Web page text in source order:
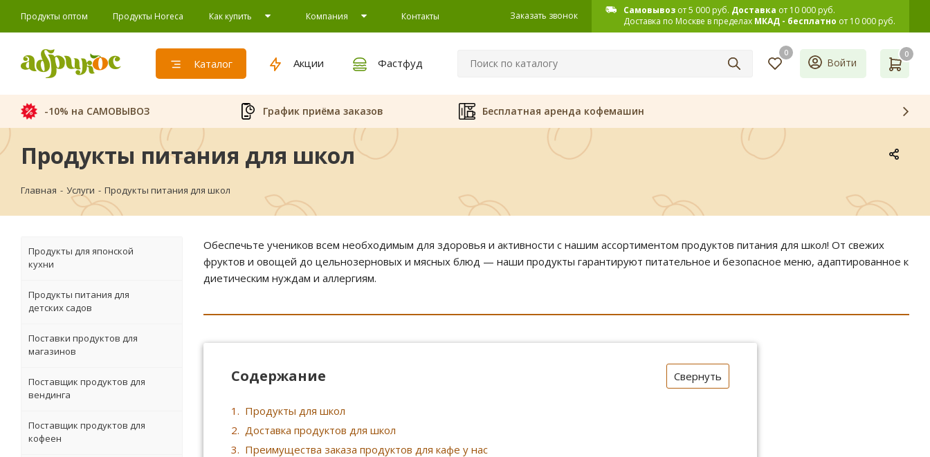
Продукты оптом Продукты Horeca Как купить Компания Контакты Заказать звонок Самовывоз от 5 000 руб. Доставка от 10 000 руб.
Доставка по Москве в пределах МКАД - бесплатно от 10 000 руб.
Каталог Акции Фастфуд
0 0
Войти
-10% на САМОВЫВОЗ График приёма заказов Бесплатная аренда кофемашин
Продукты питания для школ
Главная - Услуги - Продукты питания для школ
Обеспечьте учеников всем необходимым для здоровья и активности с нашим ассортиментом продуктов питания для школ! От свежих
фруктов и овощей до цельнозерновых и мясных блюд — наши продукты гарантируют питательное и безопасное меню, адаптированное к
диетическим нуждам и аллергиям.
Содержание Свернуть
Продукты для школ
Доставка продуктов для школ
Преимущества заказа продуктов для кафе у нас
Продукты для японской
кухни
Продукты питания для
детских садов
Поставки продуктов для
магазинов
Поставщик продуктов для
вендинга
Поставщик продуктов для
кофеен